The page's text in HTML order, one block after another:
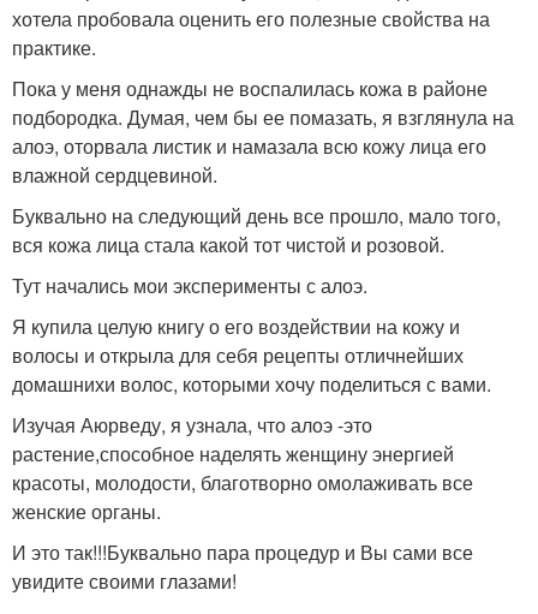
хотела пробовала оценить его полезные свойства на
практике.
Пока у меня однажды не воспалилась кожа в районе
подбородка. Думая, чем бы ее помазать, я взглянула на
алоэ, оторвала листик и намазала всю кожу лица его
влажной сердцевиной.
Буквально на следующий день все прошло, мало того,
вся кожа лица стала какой тот чистой и розовой.
Тут начались мои эксперименты с алоэ.
Я купила целую книгу о его воздействии на кожу и
волосы и открыла для себя рецепты отличнейших
домашнихи волос, которыми хочу поделиться с вами.
Изучая Аюрведу, я узнала, что алоэ -это
растение,способное наделять женщину энергией
красоты, молодости, благотворно омолаживать все
женские органы.
И это так!!!Буквально пара процедур и Вы сами все
увидите своими глазами!